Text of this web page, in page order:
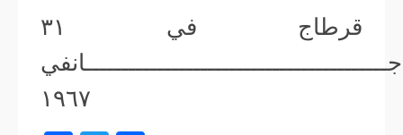
قرطاج في ٣١
جــــــــــــــــــــــــــــــــــــــــــانفي
١٩٦٧